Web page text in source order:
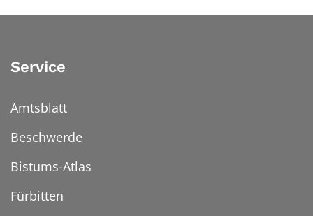
Service
Amtsblatt
Beschwerde
Bistums-Atlas
Fürbitten